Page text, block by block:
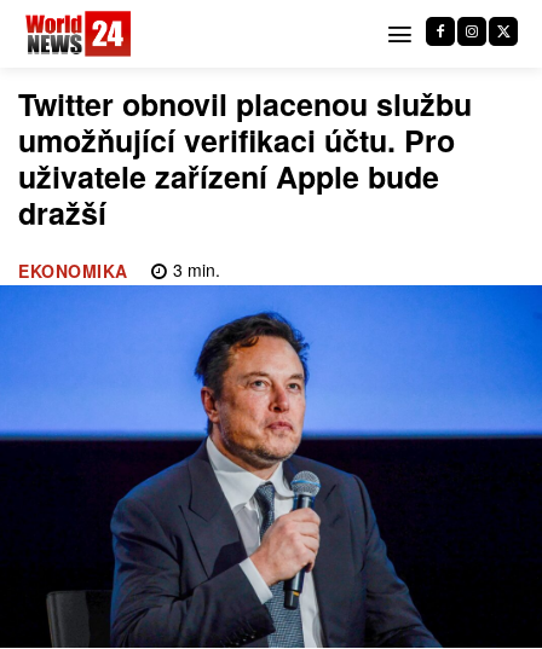
Twitter obnovil placenou službu
umožňující verifikaci účtu. Pro
uživatele zařízení Apple bude
dražší
EKONOMIKA 3 min.